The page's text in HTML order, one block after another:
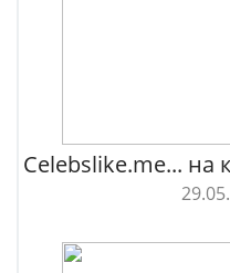
Celebslike.me... на